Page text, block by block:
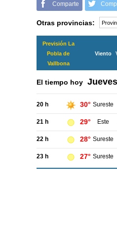
Comparte
Otras provincias:
Previsión La
Pobla de
Vallbona
Viento
El tiempo hoy Jueves
20 h 30° Sureste
21 h 29° Este
22 h 28° Sureste
23 h 27° Sureste